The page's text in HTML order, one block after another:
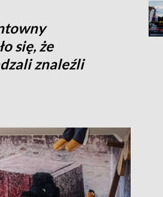
się, że
znaleźli